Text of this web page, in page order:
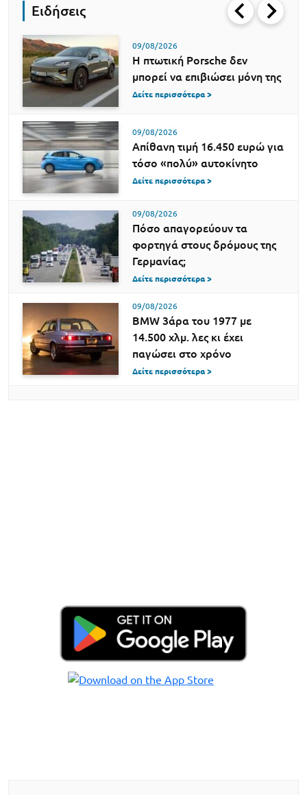
Ειδήσεις
09/08/2026
Η πτωτική Porsche δεν
μπορεί να επιβιώσει μόνη της
Δείτε περισσότερα >
09/08/2026
Απίθανη τιμή 16.450 ευρώ για
τόσο «πολύ» αυτοκίνητο
Δείτε περισσότερα >
09/08/2026
Πόσο απαγορεύουν τα
φορτηγά στους δρόμους της
Γερμανίας;
Δείτε περισσότερα >
09/08/2026
BMW 3άρα του 1977 με
14.500 χλμ. λες κι έχει
παγώσει στο χρόνο
Δείτε περισσότερα >